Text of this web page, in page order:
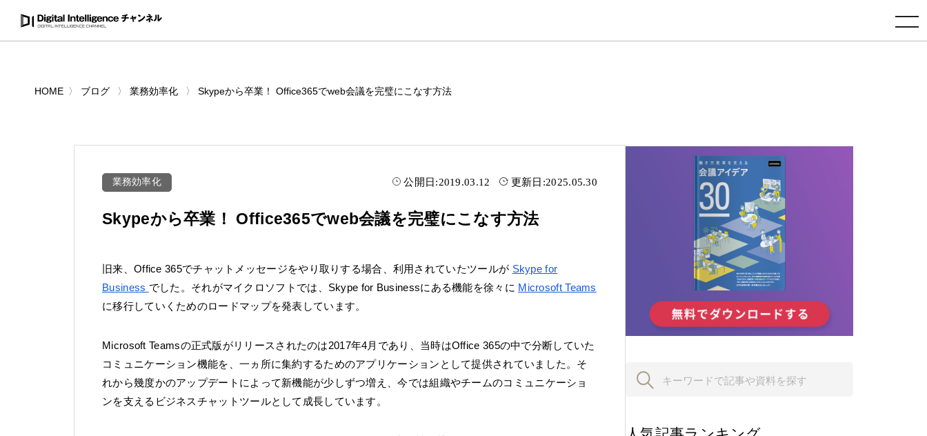
toggle navigation
HOME ブログ 業務効率化 Skypeから卒業！ Office365でweb会議を完璧にこなす方法
業務効率化 公開日:2019.03.12 更新日:2025.05.30
Skypeから卒業！ Office365でweb会議を完璧にこなす方法
旧来、Office 365でチャットメッセージをやり取りする場合、利用されていたツールが Skype for
Business でした。それがマイクロソフトでは、Skype for Businessにある機能を徐々に Microsoft Teams
に移行していくためのロードマップを発表しています。
Microsoft Teamsの正式版がリリースされたのは2017年4月であり、当時はOffice 365の中で分断していた
コミュニケーション機能を、一ヵ所に集約するためのアプリケーションとして提供されていました。そ
れから幾度かのアップデートによって新機能が少しずつ増え、今では組織やチームのコミュニケーショ
ンを支えるビジネスチャットツールとして成長しています。